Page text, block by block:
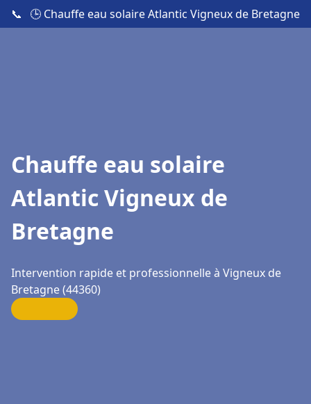
📞 🕒 Chauffe eau solaire Atlantic Vigneux de Bretagne
Chauffe eau solaire
Atlantic Vigneux de
Bretagne
Intervention rapide et professionnelle à Vigneux de
Bretagne (44360)